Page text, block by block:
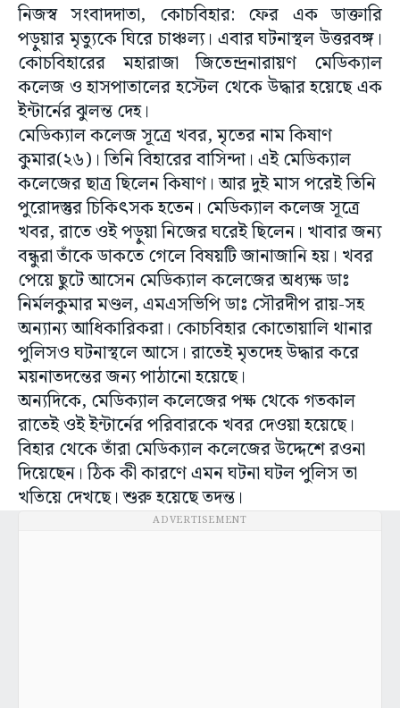
নিজস্ব সংবাদদাতা, কোচবিহার: ফের এক ডাক্তারি
পড়ুয়ার মৃত্যুকে ঘিরে চাঞ্চল্য। এবার ঘটনাস্থল উত্তরবঙ্গ।
কোচবিহারের মহারাজা জিতেন্দ্রনারায়ণ মেডিক্যাল
কলেজ ও হাসপাতালের হস্টেল থেকে উদ্ধার হয়েছে এক
ইন্টার্নের ঝুলন্ত দেহ।
মেডিক্যাল কলেজ সূত্রে খবর, মৃতের নাম কিষাণ
কুমার(২৬)। তিনি বিহারের বাসিন্দা। এই মেডিক্যাল
কলেজের ছাত্র ছিলেন কিষাণ। আর দুই মাস পরেই তিনি
পুরোদস্তুর চিকিৎসক হতেন। মেডিক্যাল কলেজ সূত্রে
খবর, রাতে ওই পড়ুয়া নিজের ঘরেই ছিলেন। খাবার জন্য
বন্ধুরা তাঁকে ডাকতে গেলে বিষয়টি জানাজানি হয়। খবর
পেয়ে ছুটে আসেন মেডিক্যাল কলেজের অধ্যক্ষ ডাঃ
নির্মলকুমার মণ্ডল, এমএসভিপি ডাঃ সৌরদীপ রায়-সহ
অন্যান্য আধিকারিকরা। কোচবিহার কোতোয়ালি থানার
পুলিসও ঘটনাস্থলে আসে। রাতেই মৃতদেহ উদ্ধার করে
ময়নাতদন্তের জন্য পাঠানো হয়েছে।
অন্যদিকে, মেডিক্যাল কলেজের পক্ষ থেকে গতকাল
রাতেই ওই ইন্টার্নের পরিবারকে খবর দেওয়া হয়েছে।
বিহার থেকে তাঁরা মেডিক্যাল কলেজের উদ্দেশে রওনা
দিয়েছেন। ঠিক কী কারণে এমন ঘটনা ঘটল পুলিস তা
খতিয়ে দেখছে। শুরু হয়েছে তদন্ত।
ADVERTISEMENT